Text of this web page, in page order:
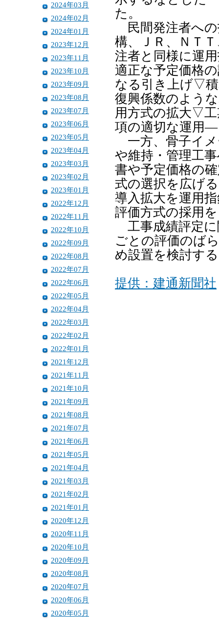
2024年03月
2024年02月
2024年01月
2023年12月
2023年11月
2023年10月
2023年09月
2023年08月
2023年07月
2023年06月
2023年05月
2023年04月
2023年03月
2023年02月
2023年01月
2022年12月
2022年11月
2022年10月
2022年09月
2022年08月
2022年07月
2022年06月
2022年05月
2022年04月
2022年03月
2022年02月
2022年01月
2021年12月
2021年11月
2021年10月
2021年09月
2021年08月
2021年07月
2021年06月
2021年05月
2021年04月
2021年03月
2021年02月
2021年01月
2020年12月
2020年11月
2020年10月
2020年09月
2020年08月
2020年07月
2020年06月
2020年05月
た。
民間発注者への
構、ＪＲ、ＮＴ
注者と同様に運
適正な予定価格
なる引き上げ▽
復興係数のよう
用方式の拡大▽
項の適切な運用
一方、骨子イメ
や維持・管理工
書や予定価格の
式の選択を広げ
導入拡大を運用
評価方式の採用
工事成績評定に
ごとの評価のば
め設置を検討す
提供：建通新聞社